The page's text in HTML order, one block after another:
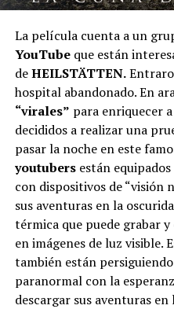
La película cuenta a un
YouTubeque están
deHEILSTÄTTEN.
hospital abandonado. En
“virales” para enriquecer
decididos a realizar una
pasar la noche en este
youtubersestán equipados
con dispositivos de “visión
sus aventuras en la
térmica que puede grabar
en imágenes de luz visible.
también están
paranormal con la
descargar sus aventuras en